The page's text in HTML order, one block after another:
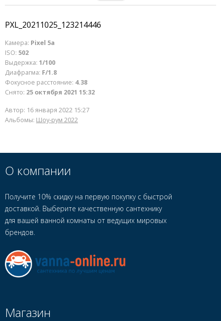
PXL_20211025_123214446
Камера: Pixel 5a
ISO: 502
Выдержка: 1/100
Диафрагма: F/1.8
Фокусное расстояние: 4.38
Снято: 25 октября 2021 15:32
Автор: 16 января 2022 15:27
Альбомы: Шоу-рум 2022
О компании
Получите 10% скидку на первую покупку с быстрой
доставкой. Выберите качественную сантехнику
для вашей ванной комнаты от ведущих мировых
брендов.
Магазин